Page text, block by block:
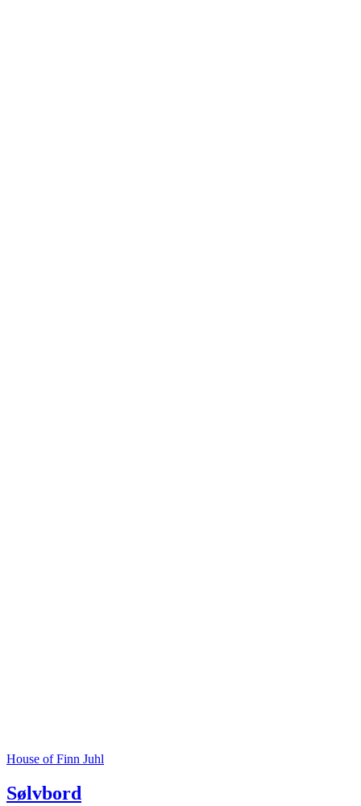
House of Finn Juhl
Sølvbord